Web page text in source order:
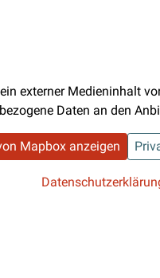
externer Medieninhalt
Daten an den
Mapbox anzeigen